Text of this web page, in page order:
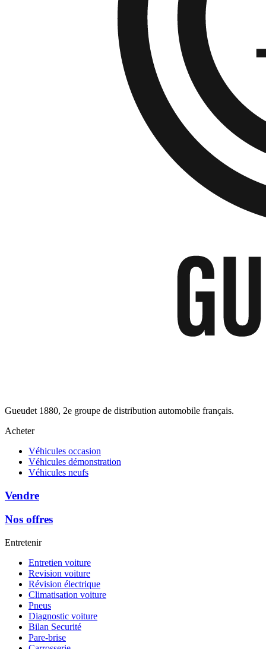
Gueudet 1880, 2e groupe de distribution automobile français.
Acheter
Véhicules occasion
Véhicules démonstration
Véhicules neufs
Vendre
Nos offres
Entretenir
Entretien voiture
Revision voiture
Révision électrique
Climatisation voiture
Pneus
Diagnostic voiture
Bilan Securité
Pare-brise